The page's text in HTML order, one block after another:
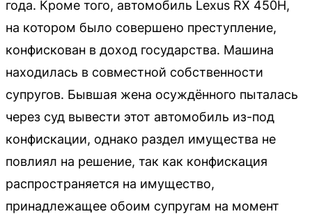
года. Кроме того, автомобиль Lexus RX 450H,
на котором было совершено преступление,
конфискован в доход государства. Машина
находилась в совместной собственности
супругов. Бывшая жена осуждённого пыталась
через суд вывести этот автомобиль из-под
конфискации, однако раздел имущества не
повлиял на решение, так как конфискация
распространяется на имущество,
принадлежащее обоим супругам на момент